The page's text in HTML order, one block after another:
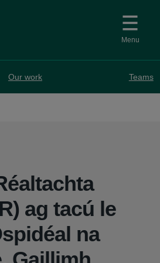
Menu
Our work Teams
ag tacú le
na